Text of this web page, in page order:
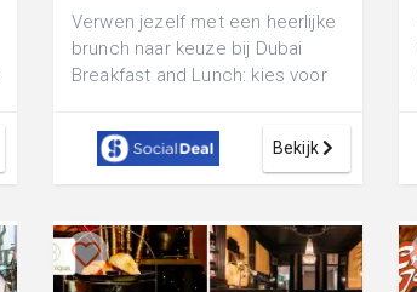
Verwen jezelf met een heerlijke
brunch naar keuze bij Dubai
Breakfast and Lunch: kies voor
of ...
Bekijk